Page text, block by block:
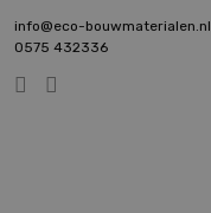
info@eco-bouwmaterialen.nl
0575 432336